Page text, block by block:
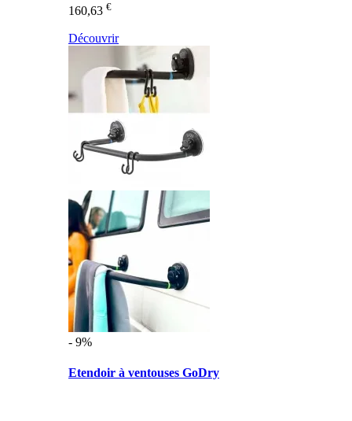
160,63 €
Découvrir
- 9%
Etendoir à ventouses GoDry